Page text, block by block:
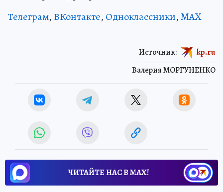
Телеграм, ВКонтакте, Одноклассники,MAX
Валерия МОРГУНЕНКО
Источник: kp.ru
ЧИТАЙТЕ НАС В МАХ!